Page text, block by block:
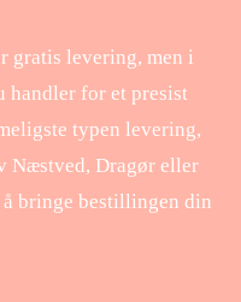
gratis levering, men i
handler for et presist
typen levering,
Næstved, Dragør eller
bringe bestillingen din